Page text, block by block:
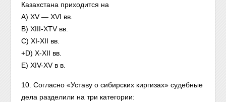
Казахстана приходится на
A) XV — XVI вв.
B) XIII-XTV вв.
C) XI-XII вв.
+D) X-XII вв.
E) XIV-XV в в.
10. Согласно «Уставу о сибирских киргизах» судебные
дела разделили на три категории: